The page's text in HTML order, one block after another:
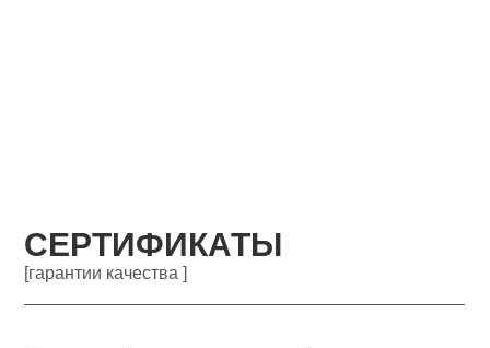
СЕРТИФИКАТЫ
[гарантии качества ]